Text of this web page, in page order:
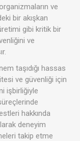
ve
bir akışkan
gibi kritik bir
ve
taşıdığı hassas
ve güvenliği için
işbirliğiyle
hakkında
deneyim
takip etme